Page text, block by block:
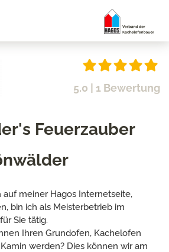
5.0 | 1 Bewertung
Feuerzauber
meiner Hagos Internetseite,
bin ich als Meisterbetrieb im
Sie tätig.
Ihren Grundofen, Kachelofen
werden? Dies können wir am